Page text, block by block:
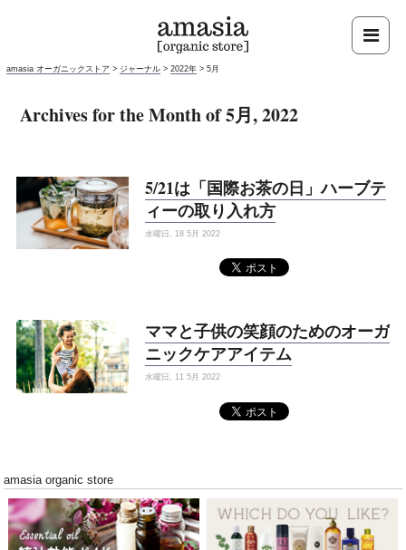
amasia オーガニックストア > ジャーナル >2022年 >5月
Archives for the Month of 5月, 2022
5/21は「国際お茶の日」ハーブテ
ィーの取り入れ方
水曜日, 18 5月 2022
ママと子供の笑顔のためのオーガ
ニックケアアイテム
水曜日, 11 5月 2022
amasia organic store